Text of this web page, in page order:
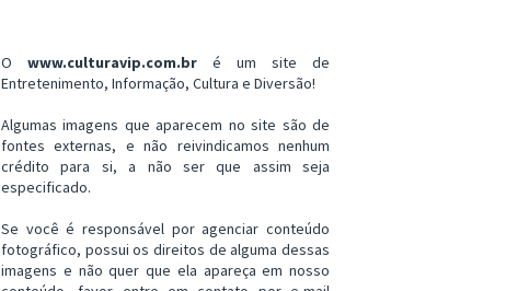
O www.culturavip.com.br é um site de
Entretenimento, Informação, Cultura e Diversão!
Algumas imagens que aparecem no site são de
fontes externas, e não reivindicamos nenhum
crédito para si, a não ser que assim seja
especificado.
Se você é responsável por agenciar conteúdo
fotográfico, possui os direitos de alguma dessas
imagens e não quer que ela apareça em nosso